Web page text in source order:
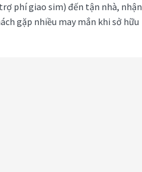
phí giao sim) đến tận nhà, nhận
gặp nhiều may mắn khi sở hữu